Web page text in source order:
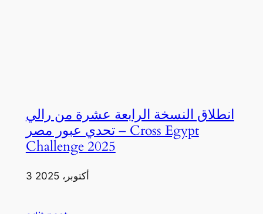
انطلاق النسخة الرابعة عشرة من رالي
تحدي عبور مصر – Cross Egypt
Challenge 2025
3 أكتوبر، 2025